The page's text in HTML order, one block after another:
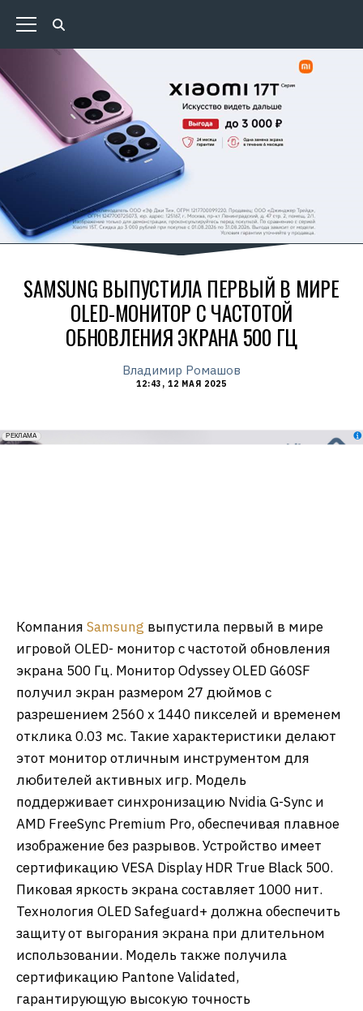
SAMSUNG ВЫПУСТИЛА ПЕРВЫЙ В МИРЕ
OLED-МОНИТОР С ЧАСТОТОЙ
ОБНОВЛЕНИЯ ЭКРАНА 500 ГЦ
Владимир Ромашов
12:43, 12 МАЯ 2025
erid: 2VfnxxmNzs5
РЕКЛАМА
Компания Samsung выпустила первый в мире
игровой OLED- монитор с частотой обновления
экрана 500 Гц. Монитор Odyssey OLED G60SF
получил экран размером 27 дюймов с
разрешением 2560 х 1440 пикселей и временем
отклика 0.03 мс. Такие характеристики делают
этот монитор отличным инструментом для
любителей активных игр. Модель
поддерживает синхронизацию Nvidia G-Sync и
AMD FreeSync Premium Pro, обеспечивая плавное
изображение без разрывов. Устройство имеет
сертификацию VESA Display HDR True Black 500.
Пиковая яркость экрана составляет 1000 нит.
Технология OLED Safeguard+ должна обеспечить
защиту от выгорания экрана при длительном
использовании. Модель также получила
сертификацию Pantone Validated,
гарантирующую высокую точность